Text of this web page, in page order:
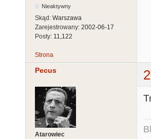
Nieaktywny
Skąd: Warszawa
Zarejestrowany: 2002-06-17
Posty: 11,122
Strona
Pecus
Atarowiec